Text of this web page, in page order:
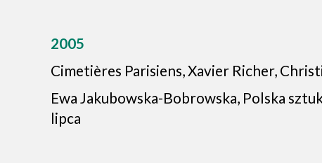
2005
Cimetières Parisiens, Xavier Richer,
Ewa Jakubowska-Bobrowska, Polska
lipca